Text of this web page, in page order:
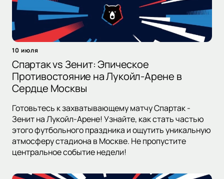
10 июля
Спартак vs Зенит: Эпическое
Противостояние на Лукойл-Арене в
Сердце Москвы
Готовьтесь к захватывающему матчу Спартак -
Зенит на Лукойл-Арене! Узнайте, как стать частью
этого футбольного праздника и ощутить уникальную
атмосферу стадиона в Москве. Не пропустите
центральное событие недели!